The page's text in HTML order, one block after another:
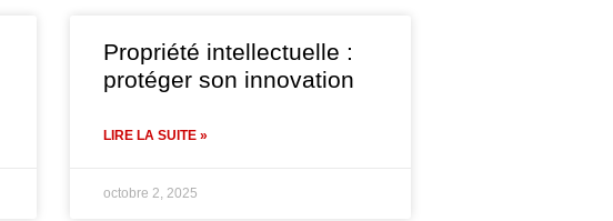
Propriété intellectuelle :
protéger son innovation
LIRE LA SUITE »
octobre 2, 2025